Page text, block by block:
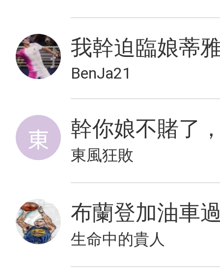
我幹迫臨娘蒂
BenJa21
東風狂敗
布蘭登加油車
生命中的貴人